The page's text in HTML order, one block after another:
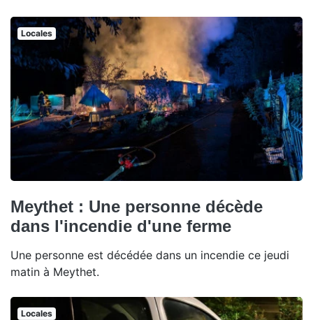
Locales
Meythet : Une personne décède
dans l'incendie d'une ferme
Une personne est décédée dans un incendie ce jeudi
matin à Meythet.
Locales